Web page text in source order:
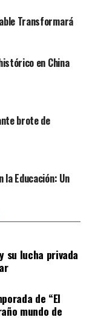
una niña
un simple pero
que
y yo
necesidad
los niños
fenómeno
en los
políticas y
en
vida precarias
Transformará
en China
brote de
la Educación: Un
su lucha privada
de “El
mundo de